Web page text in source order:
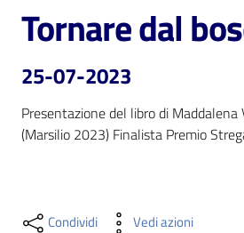
Cosa
puoi
fare
Salta al contenuto
Tornare dal
25-07-2023
Presentazione del libro di Maddalena
(Marsilio 2023) Finalista Premio
Condividi Vedi azioni